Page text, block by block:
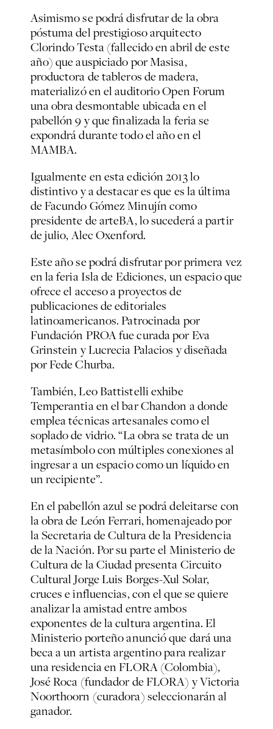
Asimismo se podrá disfrutar de la obra
póstuma del prestigioso arquitecto
Clorindo Testa (fallecido en abril de este
año) que auspiciado por Masisa,
productora de tableros de madera,
materializó en el auditorio Open Forum
una obra desmontable ubicada en el
pabellón 9 y que finalizada la feria se
expondrá durante todo el año en el
MAMBA.
Igualmente en esta edición 2013 lo
distintivo y a destacar es que es la última
de Facundo Gómez Minujín como
presidente de arteBA, lo sucederá a partir
de julio, Alec Oxenford.
Este año se podrá disfrutar por primera vez
en la feria Isla de Ediciones, un espacio que
ofrece el acceso a proyectos de
publicaciones de editoriales
latinoamericanos. Patrocinada por
Fundación PROA fue curada por Eva
Grinstein y Lucrecia Palacios y diseñada
por Fede Churba.
También, Leo Battistelli exhibe
Temperantia en el bar Chandon a donde
emplea técnicas artesanales como el
soplado de vidrio. “La obra se trata de un
metasímbolo con múltiples conexiones al
ingresar a un espacio como un líquido en
un recipiente”.
En el pabellón azul se podrá deleitarse con
la obra de León Ferrari, homenajeado por
la Secretaria de Cultura de la Presidencia
de la Nación. Por su parte el Ministerio de
Cultura de la Ciudad presenta Circuito
Cultural Jorge Luis Borges-Xul Solar,
cruces e influencias, con el que se quiere
analizar la amistad entre ambos
exponentes de la cultura argentina. El
Ministerio porteño anunció que dará una
beca a un artista argentino para realizar
una residencia en FLORA (Colombia),
José Roca (fundador de FLORA) y Victoria
Noorthoorn (curadora) seleccionarán al
ganador.